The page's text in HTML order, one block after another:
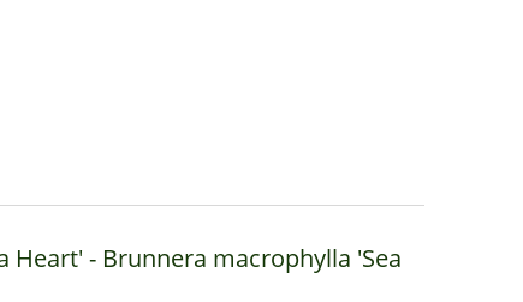
Heart' - Brunnera macrophylla 'Sea